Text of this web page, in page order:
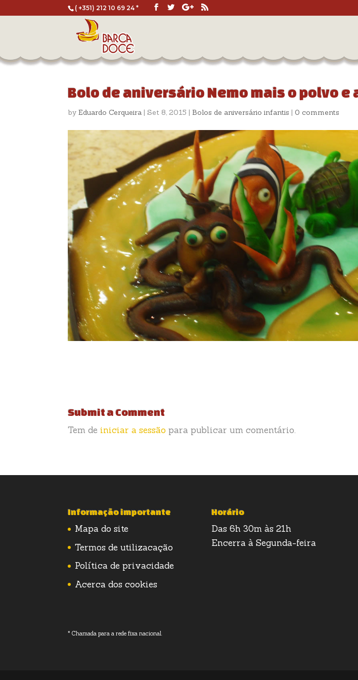
( +351) 212 10 69 24 *
Bolo de aniversário Nemo mais o polvo e
byEduardo Cerqueira | Set 8, 2015 | Bolos de aniversário infantis | 0 comments
Submit a Comment
Tem deiniciar a sessão para publicar um comentário.
Informação importante
Mapa do site
Termos de utilizacação
Política de privacidade
Acerca dos cookies
* Chamada para a rede fixa nacional.
Horário
Das 6h 30m às 21h
Encerra à Segunda-feira